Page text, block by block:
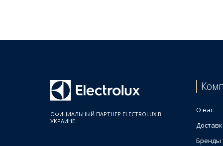
ОФИЦИАЛЬНЫЙ ПАРТНЕР ELECTROLUX В
УКРАИНЕ
О нас
Бренды